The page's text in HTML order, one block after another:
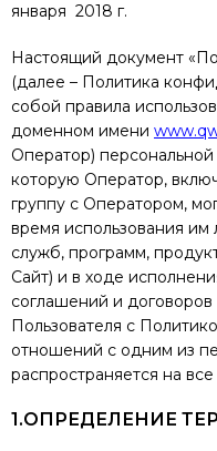
Настоящий документ
(далее – Политика
собой правила
доменном имени
Оператор)
которую Оператор,
группу с Оператором,
время использования им
служб, программ,
Сайт) и в ходе
соглашений и договоров
Пользователя с
отношений с одним из
распространяется на
1.ОПРЕДЕЛЕНИЕ